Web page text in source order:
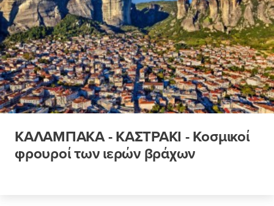
ΚΑΛΑΜΠΑΚΑ - ΚΑΣΤΡΑΚΙ - Κοσμικοί
φρουροί των ιερών βράχων